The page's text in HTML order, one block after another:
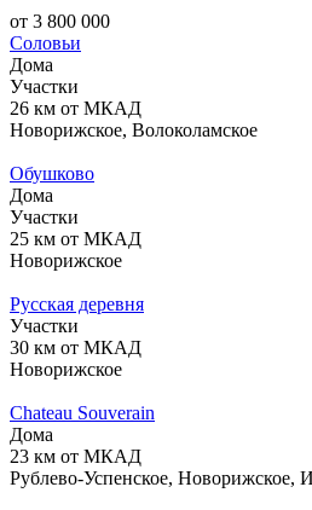
от 3 800 000
Соловьи
Дома
Участки
26 км от МКАД
Новорижское, Волоколамское
Обушково
Дома
Участки
25 км от МКАД
Новорижское
Русская деревня
Участки
30 км от МКАД
Новорижское
Chateau Souverain
Дома
23 км от МКАД
Рублево-Успенское, Новорижское,